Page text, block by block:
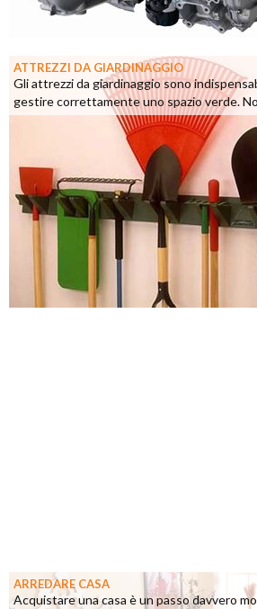
ATTREZZI DA GIARDINAGGIO
Gli attrezzi da giardinaggio sono
gestire correttamente uno spazio verde.
ARREDARE CASA
Acquistare una casa è un passo davvero